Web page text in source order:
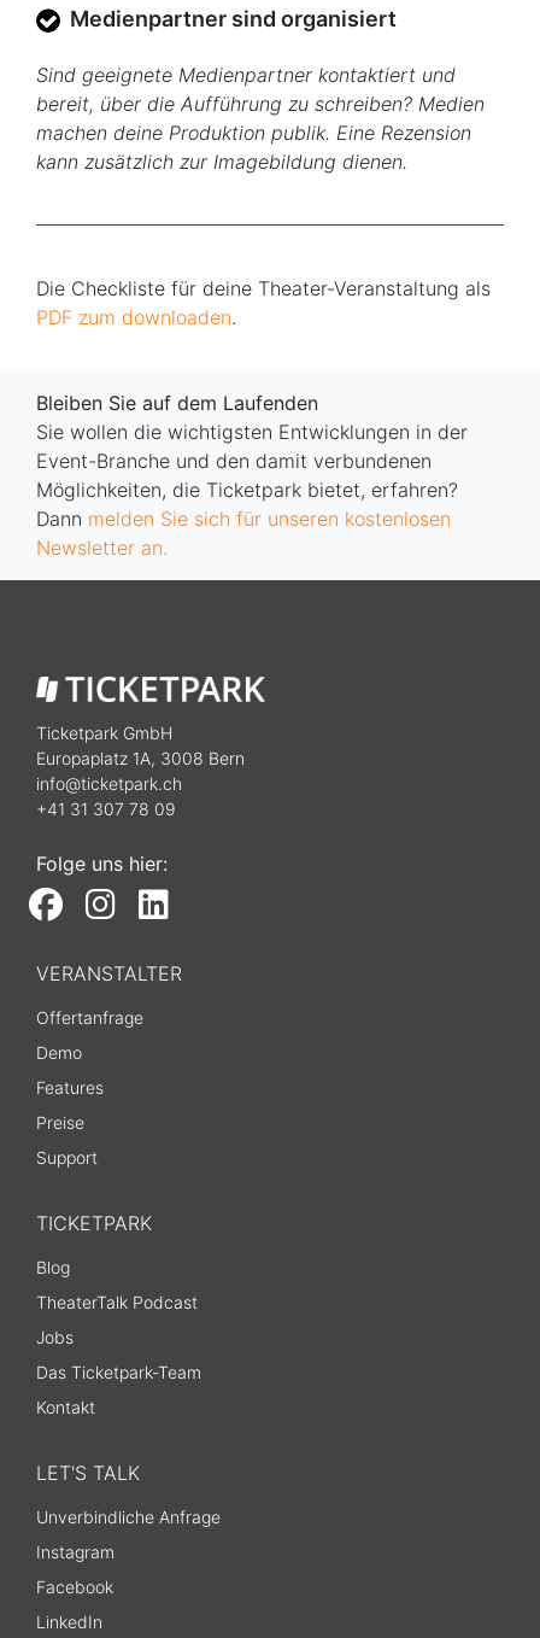
Medienpartner sind organisiert
Sind geeignete Medienpartner kontaktiert und
bereit, über die Aufführung zu schreiben? Medien
machen deine Produktion publik. Eine Rezension
kann zusätzlich zur Imagebildung dienen.
Die Checkliste für deine Theater-Veranstaltung als
PDF zum downloaden.
Bleiben Sie auf dem Laufenden
Sie wollen die wichtigsten Entwicklungen in der
Event-Branche und den damit verbundenen
Möglichkeiten, die Ticketpark bietet, erfahren?
Dann melden Sie sich für unseren kostenlosen
Newsletter an.
Ticketpark GmbH
Europaplatz 1A, 3008 Bern
info@ticketpark.ch
+41 31 307 78 09
Folge uns hier:
VERANSTALTER
Offertanfrage
Demo
Features
Preise
Support
TICKETPARK
Blog
TheaterTalk Podcast
Jobs
Das Ticketpark-Team
Kontakt
LET'S TALK
Unverbindliche Anfrage
Instagram
Facebook
LinkedIn